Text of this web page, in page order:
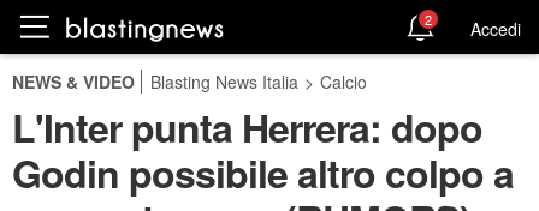
2 Accedi
NEWS & VIDEO Blasting News Italia > Calcio
L'Inter punta Herrera: dopo
Godin possibile altro colpo a